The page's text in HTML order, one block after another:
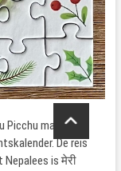
Picchu mag de
De reis
is मेरी